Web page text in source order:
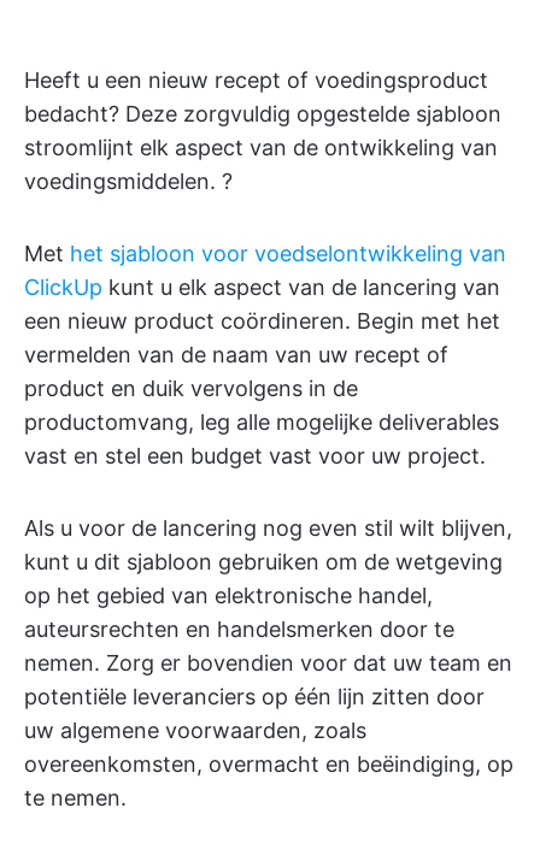
Heeft u een nieuw recept of voedingsproduct
bedacht? Deze zorgvuldig opgestelde sjabloon
stroomlijnt elk aspect van de ontwikkeling van
voedingsmiddelen. ?
Met het sjabloon voor voedselontwikkeling van
ClickUp kunt u elk aspect van de lancering van
een nieuw product coördineren. Begin met het
vermelden van de naam van uw recept of
product en duik vervolgens in de
productomvang, leg alle mogelijke deliverables
vast en stel een budget vast voor uw project.
Als u voor de lancering nog even stil wilt blijven,
kunt u dit sjabloon gebruiken om de wetgeving
op het gebied van elektronische handel,
auteursrechten en handelsmerken door te
nemen. Zorg er bovendien voor dat uw team en
potentiële leveranciers op één lijn zitten door
uw algemene voorwaarden, zoals
overeenkomsten, overmacht en beëindiging, op
te nemen.